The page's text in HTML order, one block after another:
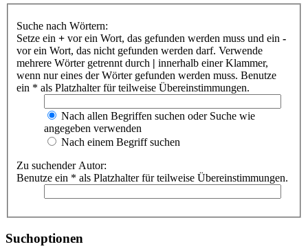
Suche nach Wörtern:
Setze ein + vor ein Wort, das gefunden werden muss und ein -
vor ein Wort, das nicht gefunden werden darf. Verwende
mehrere Wörter getrennt durch | innerhalb einer Klammer,
wenn nur eines der Wörter gefunden werden muss. Benutze
ein * als Platzhalter für teilweise Übereinstimmungen.
Nach allen Begriffen suchen oder Suche wie
angegeben verwenden
Nach einem Begriff suchen
Zu suchender Autor:
Benutze ein * als Platzhalter für teilweise Übereinstimmungen.
Suchoptionen